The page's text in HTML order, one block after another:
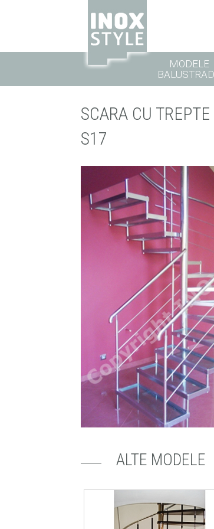
MODELE
SCARA CU
S17
ALTE MODELE